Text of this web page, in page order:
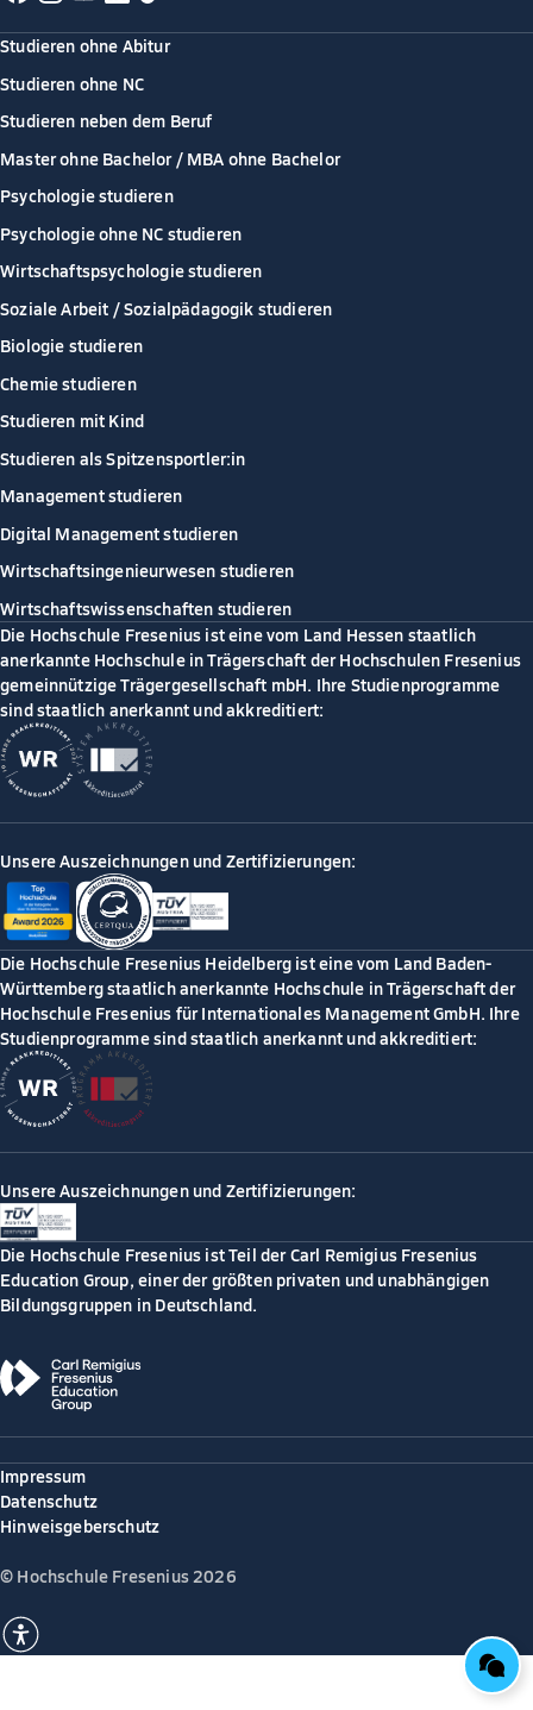
Studieren ohne Abitur
Studieren ohne NC
Studieren neben dem Beruf
Master ohne Bachelor / MBA ohne Bachelor
Psychologie studieren
Psychologie ohne NC studieren
Wirtschaftspsychologie studieren
Soziale Arbeit / Sozialpädagogik studieren
Biologie studieren
Chemie studieren
Studieren mit Kind
Studieren als Spitzensportler:in
Management studieren
Digital Management studieren
Wirtschaftsingenieurwesen studieren
Wirtschaftswissenschaften studieren
Die Hochschule Fresenius ist eine vom Land Hessen staatlich
anerkannte Hochschule in Trägerschaft der Hochschulen Fresenius
gemeinnützige Trägergesellschaft mbH. Ihre Studienprogramme
sind staatlich anerkannt und akkreditiert:
Unsere Auszeichnungen und Zertifizierungen:
Die Hochschule Fresenius Heidelberg ist eine vom Land Baden-
Württemberg staatlich anerkannte Hochschule in Trägerschaft der
Hochschule Fresenius für Internationales Management GmbH. Ihre
Studienprogramme sind staatlich anerkannt und akkreditiert:
Unsere Auszeichnungen und Zertifizierungen:
Die Hochschule Fresenius ist Teil der Carl Remigius Fresenius
Education Group, einer der größten privaten und unabhängigen
Bildungsgruppen in Deutschland.
Impressum
Datenschutz
Hinweisgeberschutz
© Hochschule Fresenius 2026